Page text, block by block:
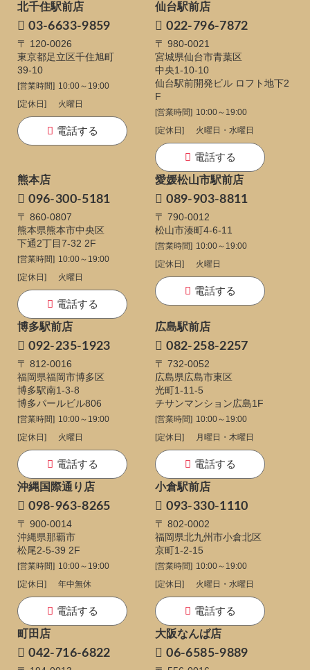
北千住駅前店
03-6633-9859
〒 120-0026
東京都足立区千住旭町
39-10
[営業時間] 10:00～19:00
[定休日]
火曜日
電話する
仙台駅前店
022-796-7872
〒 980-0021
宮城県仙台市青葉区
中央1-10-10
仙台駅前開発ビル ロフト地下2
F
[営業時間] 10:00～19:00
[定休日]
火曜日・水曜日
電話する
熊本店
096-300-5181
〒 860-0807
熊本県熊本市中央区
下通2丁目7-32 2F
[営業時間] 10:00～19:00
[定休日]
火曜日
電話する
愛媛松山市駅前店
089-903-8811
〒 790-0012
松山市湊町4-6-11
[営業時間] 10:00～19:00
[定休日]
火曜日
電話する
博多駅前店
092-235-1923
〒 812-0016
福岡県福岡市博多区
博多駅南1-3-8
博多パールビル806
[営業時間] 10:00～19:00
[定休日]
火曜日
電話する
広島駅前店
082-258-2257
〒 732-0052
広島県広島市東区
光町1-11-5
チサンマンション広島1F
[営業時間] 10:00～19:00
[定休日]
月曜日・木曜日
電話する
沖縄国際通り店
098-963-8265
〒 900-0014
沖縄県那覇市
松尾2-5-39 2F
[営業時間] 10:00～19:00
[定休日]
年中無休
電話する
小倉駅前店
093-330-1110
〒 802-0002
福岡県北九州市小倉北区
京町1-2-15
[営業時間] 10:00～19:00
[定休日]
火曜日・水曜日
電話する
町田店
042-716-6822
大阪なんば店
06-6585-9889